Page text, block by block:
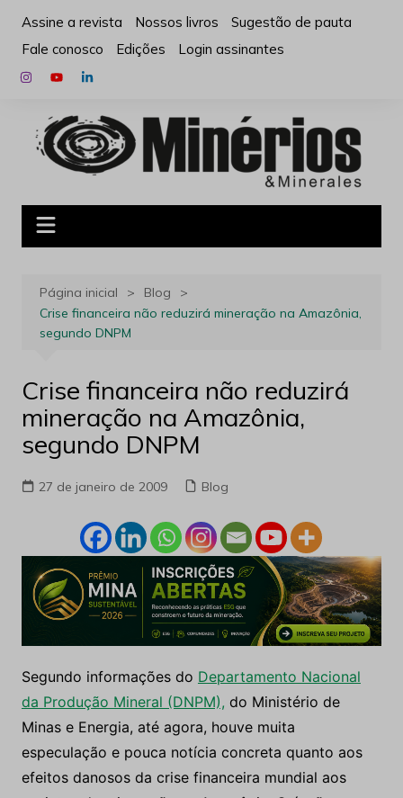
para
conteúdo
Assine a revista Nossos livros
Sugestão de pauta
Fale conosco
Edições Login assinantes
Página inicial
Blog
Crise financeira não reduzirá mineração na Amazônia,
segundo DNPM
Crise financeira não reduzirá
mineração na Amazônia,
segundo DNPM
27 de janeiro de 2009 Blog
Segundo informações doDepartamento Nacional
da Produção Mineral (DNPM),do Ministério de
Minas e Energia, até agora, houve muita
efeitos danosos da crise financeira mundial aos
projetos de mineração na Amazônia. O órgão se
justifica apontando fatores esquecidos da
desaceleração econômica que pendem para o
otimismo, como a depreciação cambial e a estrutura